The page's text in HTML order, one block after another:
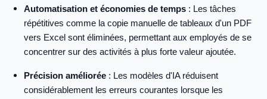
Automatisation et économies de temps : Les tâches
répétitives comme la copie manuelle de tableaux d'un PDF
vers Excel sont éliminées, permettant aux employés de se
concentrer sur des activités à plus forte valeur ajoutée.
Précision améliorée : Les modèles d'IA réduisent
considérablement les erreurs courantes lorsque les